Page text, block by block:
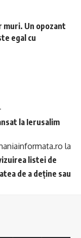
muri. Un opozant
egal cu
la Ierusalim
la
listei de
de a deține sau